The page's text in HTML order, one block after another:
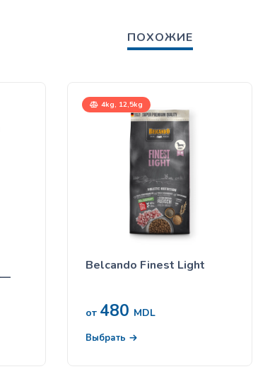
ПОХОЖИЕ
—
4kg, 12,5kg
Belcando Finest Light
от 480 MDL
Выбрать